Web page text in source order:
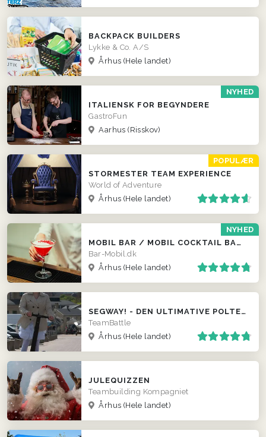
BACKPACK BUILDERS
Lykke & Co. A/S
Århus (Hele landet)
NYHED
ITALIENSK FOR BEGYNDERE
GastroFun
Aarhus (Risskov)
POPULÆR
STORMESTER TEAM EXPERIENCE
World of Adventure
Århus (Hele landet)
NYHED
MOBIL BAR / MOBIL COCKTAIL BAR / FADØLS TRAILER
Bar-Mobil.dk
Århus (Hele landet)
SEGWAY! - DEN ULTIMATIVE POLTERABEND EVENT
TeamBattle
Århus (Hele landet)
JULEQUIZZEN
Teambuilding Kompagniet
Århus (Hele landet)